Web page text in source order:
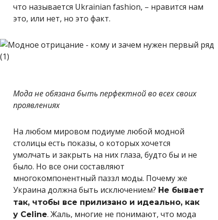
что называется Ukrainian fashion, – нравится нам
это, или нет, но это факт.
Мода не обязана быть перфектной во всех своих
проявлениях
На любом мировом подиуме любой модной
столицы есть показы, о которых хочется
умолчать и закрыть на них глаза, будто бы и не
было. Но все они составляют
многокомпонентный паззл моды. Почему же
Украина должна быть исключением? Не бывает
так, чтобы все прилизано и идеально, как
у Celine. Жаль, многие не понимают, что мода